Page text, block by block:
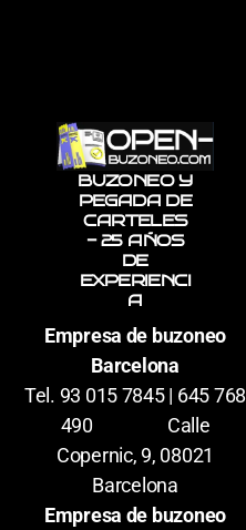
BUZONEO Y
PEGADA DE
CARTELES
- 25 AÑOS
DE
EXPERIENCI
A
Empresa de buzoneo
Barcelona
Tel. 93 015 7845 | 645 768
490 Calle
Copernic, 9, 08021
Barcelona
Empresa de buzoneo